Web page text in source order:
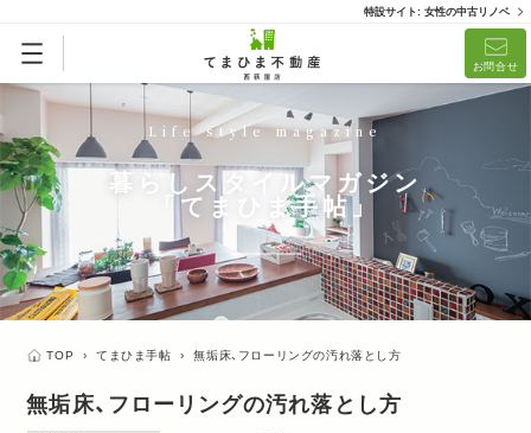
特設サイト: 女性の中古リノベ
お問合せ
Life style magazine
暮らしスタイルマガジン
「てまひま手帖」
TOP › てまひま手帖 › 無垢床、フローリングの汚れ落とし方
無垢床、フローリングの汚れ落とし方